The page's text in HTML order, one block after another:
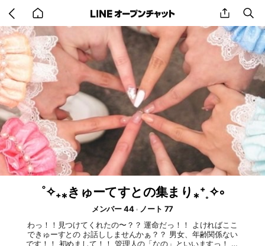
back
to
home
share
˚✧₊⁎きゅーてすとの集まり⁎⁺˳✧༚
メンバー 44
ノート 77
わっ！！見つけてくれたの〜？？ 運命だっ！！ よければここ
できゅーすとの お話ししませんかぁ？？ 男女、年齢関係ない
です！！ 初めまして！！ 管理人の「なの」といいますっ！ 推